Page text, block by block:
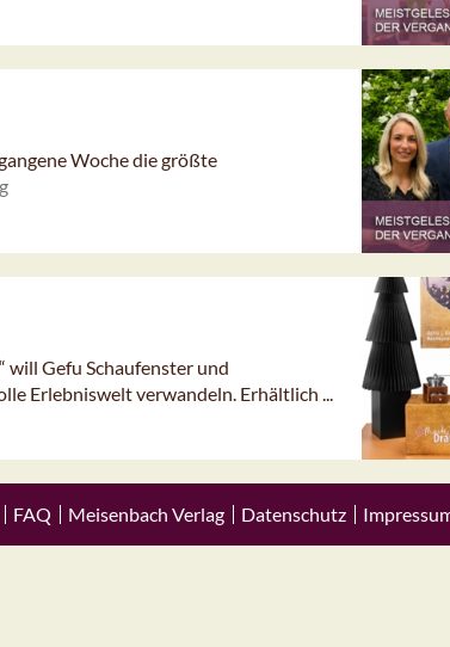
Woche die größte
Gefu Schaufenster und
Erlebniswelt verwandeln. Erhältlich ...
FAQ Meisenbach Verlag Datenschutz